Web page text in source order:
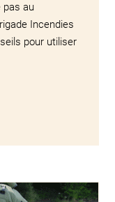
pas au
Incendies
pour utiliser